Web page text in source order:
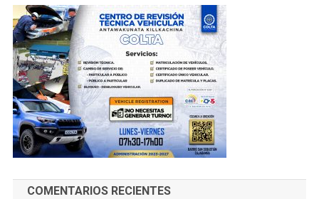
COMENTARIOS RECIENTES